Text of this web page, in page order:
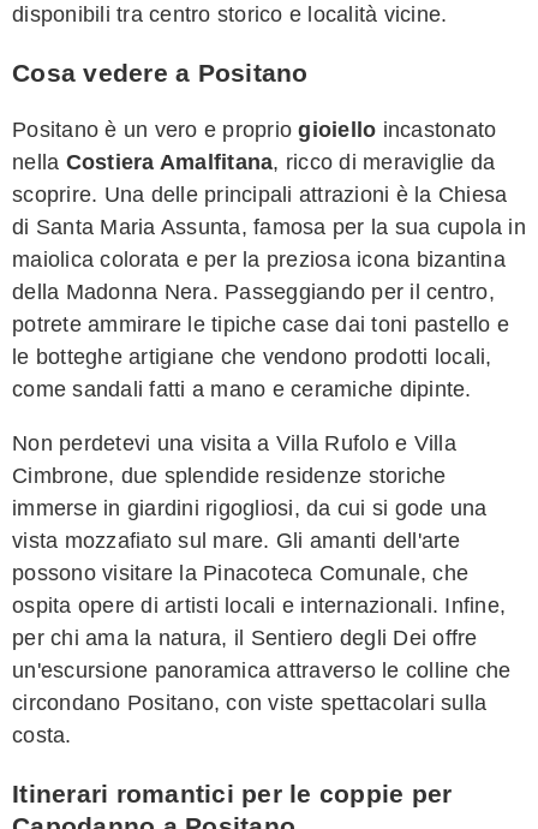
disponibili tra centro storico e località vicine.
Cosa vedere a Positano
Positano è un vero e propriogioiello incastonato
nella Costiera Amalfitana, ricco di meraviglie da
scoprire. Una delle principali attrazioni è la Chiesa
di Santa Maria Assunta, famosa per la sua cupola in
maiolica colorata e per la preziosa icona bizantina
della Madonna Nera. Passeggiando per il centro,
potrete ammirare le tipiche case dai toni pastello e
le botteghe artigiane che vendono prodotti locali,
come sandali fatti a mano e ceramiche dipinte.
Non perdetevi una visita a Villa Rufolo e Villa
Cimbrone, due splendide residenze storiche
immerse in giardini rigogliosi, da cui si gode una
vista mozzafiato sul mare. Gli amanti dell'arte
possono visitare la Pinacoteca Comunale, che
ospita opere di artisti locali e internazionali. Infine,
per chi ama la natura, il Sentiero degli Dei offre
un'escursione panoramica attraverso le colline che
circondano Positano, con viste spettacolari sulla
costa.
Itinerari romantici per le coppie per